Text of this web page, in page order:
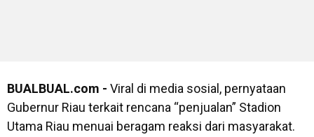
BUALBUAL.com - Viral di media sosial, pernyataan
Gubernur Riau terkait rencana “penjualan” Stadion
Utama Riau menuai beragam reaksi dari masyarakat.